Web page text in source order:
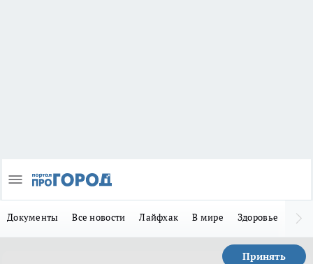
Документы Все новости Лайфхак В мире Здоровье
Принять